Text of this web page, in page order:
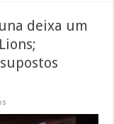
deixa um